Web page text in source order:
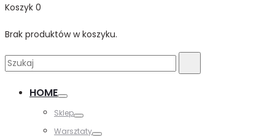
Koszyk 0
Brak produktów w koszyku.
Search
HOME
Sklep
Warsztaty